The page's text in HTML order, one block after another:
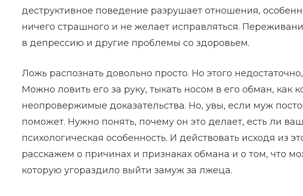
деструктивное поведение разрушает отношения,
ничего страшного и не желает исправляться.
в депрессию и другие проблемы со здоровьем.
Ложь распознать довольно просто. Но этого
Можно ловить его за руку, тыкать носом в его обман, как
неопровержимые доказательства. Но, увы, если муж
поможет. Нужно понять, почему он это делает, есть ли
психологическая особенность. И действовать исходя из
расскажем о причинах и признаках обмана и о том, что
которую угораздило выйти замуж за лжеца.